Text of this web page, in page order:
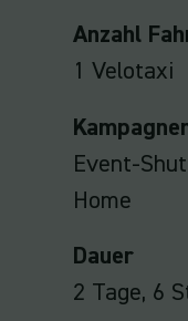
Anzahl
1 Velotaxi
Event-
Home
Dauer
2 Tage, 6